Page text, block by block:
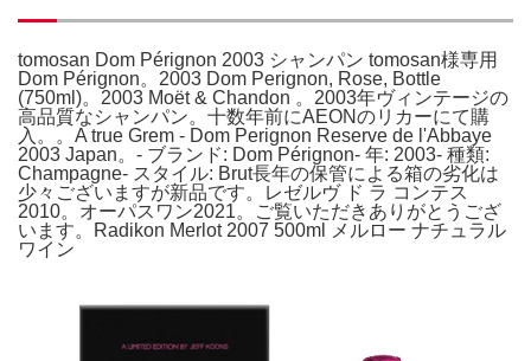
tomosan Dom Pérignon 2003 シャンパン tomosan様専用
Dom Pérignon。2003 Dom Perignon, Rose, Bottle
(750ml)。2003 Moët & Chandon 。2003年ヴィンテージの
高品質なシャンパン。十数年前にAEONのリカーにて購
入。。A true Grem - Dom Perignon Reserve de l'Abbaye
2003 Japan。- ブランド: Dom Pérignon- 年: 2003- 種類:
Champagne- スタイル: Brut長年の保管による箱の劣化は
少々ございますが新品です。レゼルヴ ド ラ コンテス
2010。オーパスワン2021。ご覧いただきありがとうござ
います。Radikon Merlot 2007 500ml メルロー ナチュラル
ワイン